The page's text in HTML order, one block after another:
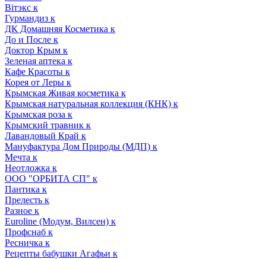
Вiтэкс к
Гурмандиз к
ДК Домашняя Косметика к
До и После к
Доктор Крым к
Зеленая аптека к
Кафе Красоты к
Корея от Леры к
Крымская Живая косметика к
Крымская натуральная коллекция (КНК) к
Крымская роза к
Крымский травник к
Лавандовый Край к
Мануфактура Дом Природы (МДП) к
Мечта к
Неотложка к
ООО "ОРБИТА СП" к
Пантика к
Прелесть к
Разное к
Euroline (Модум, Вилсен) к
Профснаб к
Ресничка к
Рецепты бабушки Агафьи к